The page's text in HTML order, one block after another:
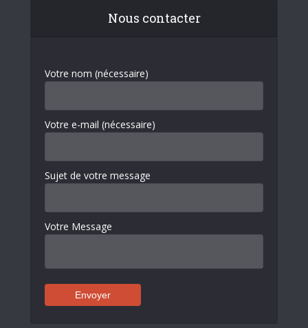
Nous contacter
Votre nom (nécessaire)
Votre e-mail (nécessaire)
Sujet de votre message
Votre Message